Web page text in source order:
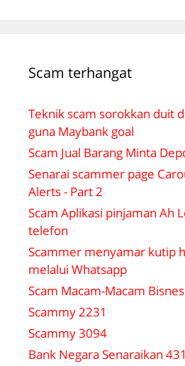
Scam terhangat
Teknik scam sorokkan duit
guna Maybank goal
Scam Jual Barang Minta
Senarai scammer page
Alerts - Part 2
Scam Aplikasi pinjaman Ah
telefon
Scammer menyamar kutip
melalui Whatsapp
Scam Macam-Macam Bisnes
Scammy 2231
Scammy 3094
Bank Negara Senaraikan